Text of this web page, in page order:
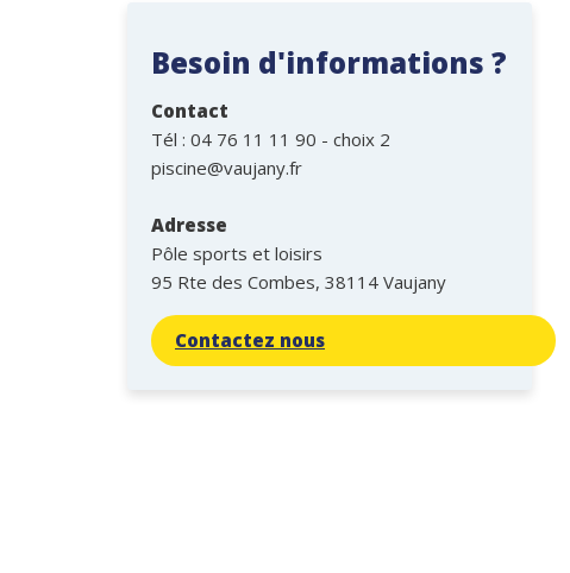
Besoin d'informations ?
Contact
Tél : 04 76 11 11 90 - choix 2
piscine@vaujany.fr
Adresse
Pôle sports et loisirs
95 Rte des Combes, 38114 Vaujany
Contactez nous